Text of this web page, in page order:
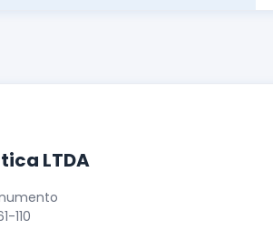
LTDA
110